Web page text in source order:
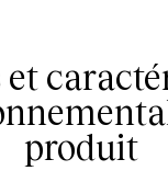
produit